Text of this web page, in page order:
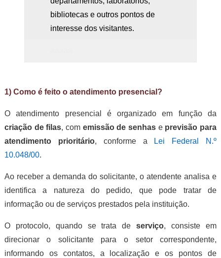
bibliotecas e outros pontos de
interesse dos visitantes.
1) Como é feito o atendimento presencial?
O atendimento presencial é organizado em função da
criação de filas, com emissão de senhas e previsão para
atendimento prioritário, conforme a
Lei Federal N.º
10.048/00.
Ao receber a demanda do solicitante, o atendente analisa e
identifica a natureza do pedido, que pode tratar de
informação ou de serviços prestados pela instituição.
O protocolo, quando se trata deserviço, consiste em
direcionar o solicitante para o setor correspondente,
informando os contatos, a localização e os pontos de